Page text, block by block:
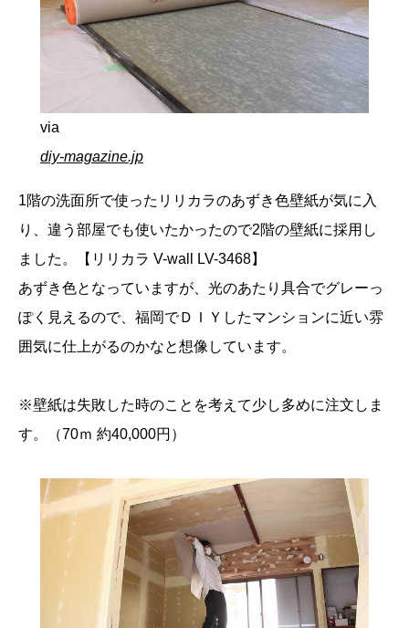
via
diy-magazine.jp
1階の洗面所で使ったリリカラのあずき色壁紙が気に入
り、違う部屋でも使いたかったので2階の壁紙に採用し
ました。【リリカラ V-wall LV-3468】
あずき色となっていますが、光のあたり具合でグレーっ
ぽく見えるので、福岡でＤＩＹしたマンションに近い雰
囲気に仕上がるのかなと想像しています。
※壁紙は失敗した時のことを考えて少し多めに注文しま
す。（70ｍ 約40,000円）